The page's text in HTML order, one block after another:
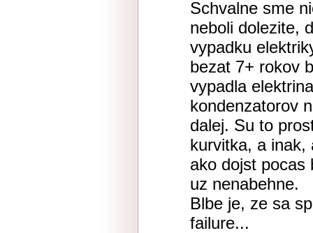
Schvalne sme
neboli dolezite,
vypadku
bezat 7+ rokov
vypadla
kondenzatorov
dalej. Su to
kurvitka, a inak,
ako dojst pocas
uz nenabehne.
Blbe je, ze sa
failure...